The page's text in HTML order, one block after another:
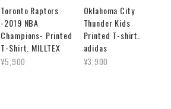
Toronto Raptors
-2019 NBA
Champions- Printed
T-Shirt. MILLTEX
¥5,900
Oklahoma City
Thunder Kids
Printed T-shirt.
adidas
¥3,900